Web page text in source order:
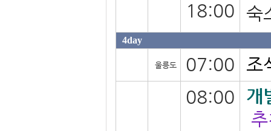
18:00 숙
4day
울릉도 07:00
조
08:00
개